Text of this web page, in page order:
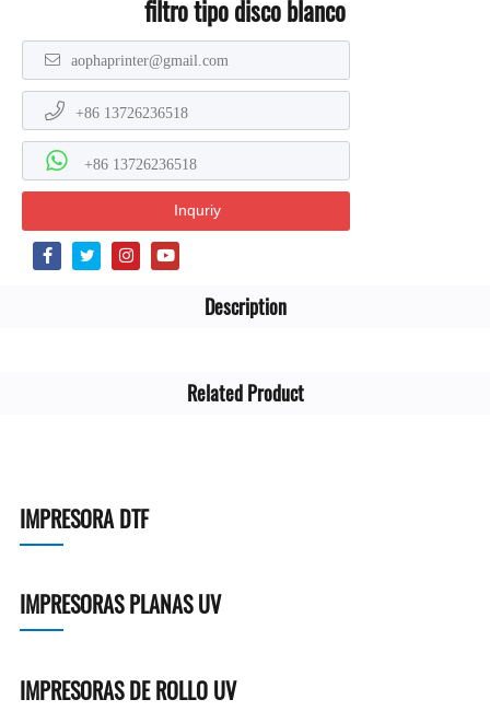
filtro tipo disco blanco
aophaprinter@gmail.com
+86 13726236518
+86 13726236518
Inquriy
Description
Related Product
IMPRESORA DTF
IMPRESORAS PLANAS UV
IMPRESORAS DE ROLLO UV